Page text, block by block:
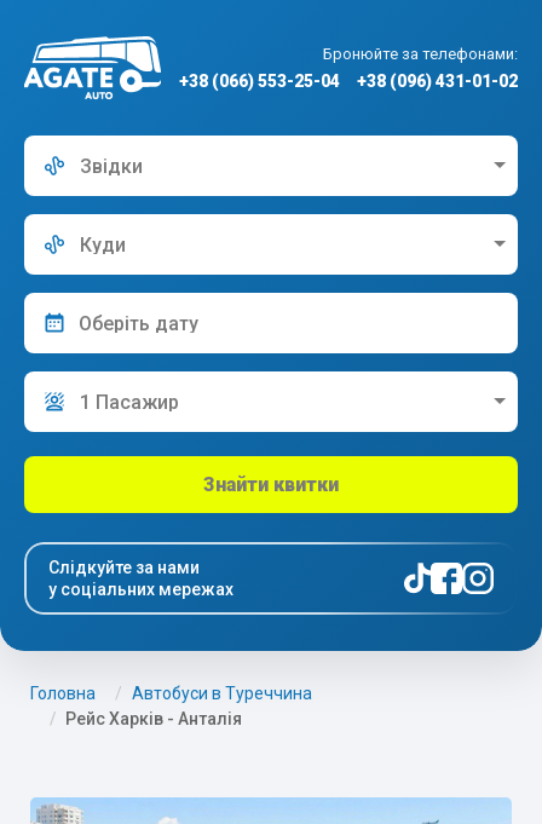
Бронюйте за телефонами:
+38 (066) 553-25-04 +38 (096) 431-01-02
Звідки
Куди
1 Пасажир
Знайти квитки
Слідкуйте за нами
у соціальних мережах
Головна
Автобуси в Туреччина
Рейс Харків - Анталія